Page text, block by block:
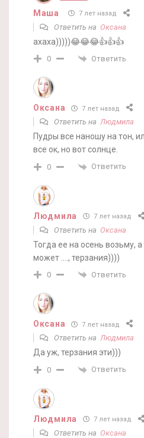
Маша 7 лет назад
Ответить на Оксана
ахаха)))))😂😂😂👍👍👍
0 Ответить
Оксана 7 лет назад
Ответить наЛюдмила
Пудры все наношу на тон,
все ок, но вот солнце.
0 Ответить
Людмила 7 лет назад
Ответить на Оксана
Тогда ее на осень возьму,
может …., терзания))))
0 Ответить
Оксана 7 лет назад
Ответить наЛюдмила
Да уж, терзания эти)))
0 Ответить
Людмила 7 лет назад
Ответить на Оксана